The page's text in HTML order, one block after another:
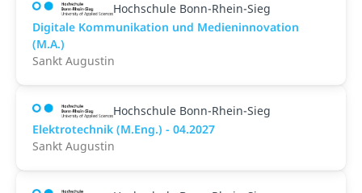
Hochschule Bonn-Rhein-Sieg
Digitale Kommunikation und Medieninnovation
(M.A.)
Sankt Augustin
Hochschule Bonn-Rhein-Sieg
Elektrotechnik (M.Eng.) - 04.2027
Sankt Augustin